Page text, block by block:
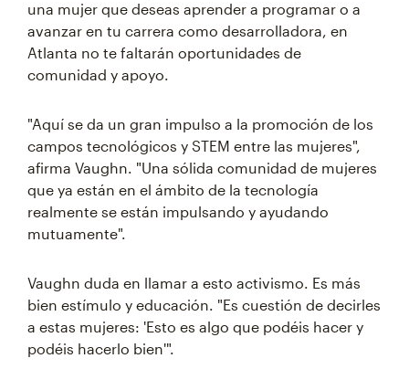
una mujer que deseas aprender a programar o a
avanzar en tu carrera como desarrolladora, en
Atlanta no te faltarán oportunidades de
comunidad y apoyo.
"Aquí se da un gran impulso a la promoción de los
campos tecnológicos y STEM entre las mujeres",
afirma Vaughn. "Una sólida comunidad de mujeres
que ya están en el ámbito de la tecnología
realmente se están impulsando y ayudando
mutuamente".
Vaughn duda en llamar a esto activismo. Es más
bien estímulo y educación. "Es cuestión de decirles
a estas mujeres: 'Esto es algo que podéis hacer y
podéis hacerlo bien'".